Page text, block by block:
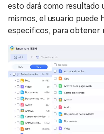
esto dará como resultado
mismos, el usuario puede
específicos, para obtener